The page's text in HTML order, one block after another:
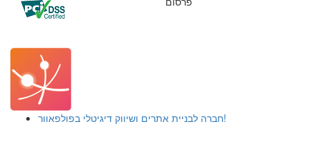
חברה לבניית אתרים ושיווק דיגיטלי בפולפאוור!